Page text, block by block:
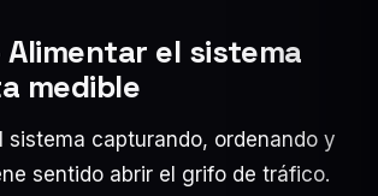
el sistema
medible
sistema capturando, ordenando y
sentido abrir el grifo de tráfico.